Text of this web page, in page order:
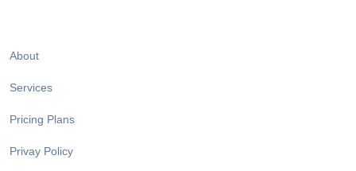
About
Services
Pricing Plans
Privay Policy